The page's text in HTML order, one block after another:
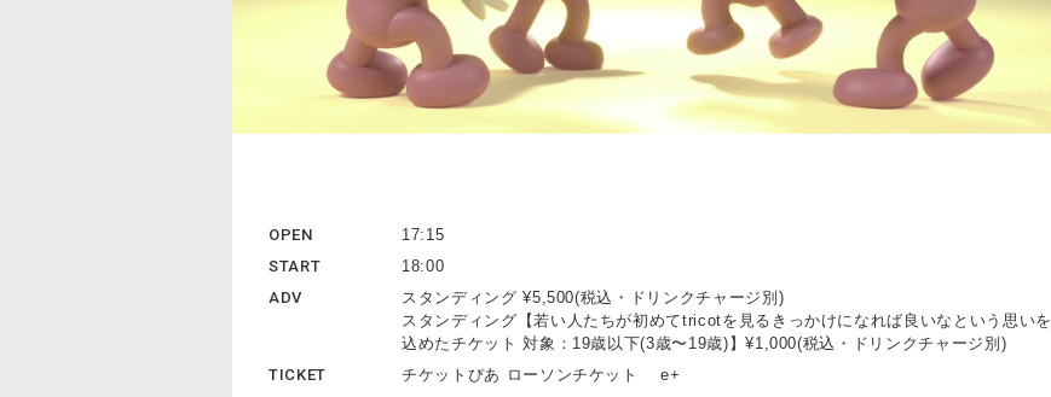
OPEN
17:15
START
18:00
ADV
スタンディング ¥5,500(税込・ドリンクチャージ別)
スタンディング【若い⼈たちが初めてtricotを⾒るきっかけになれば良いなという思いを
込めたチケット 対象：19歳以下(3歳〜19歳)】¥1,000(税込・ドリンクチャージ別)
TICKET
チケットぴあ ローソンチケット e+